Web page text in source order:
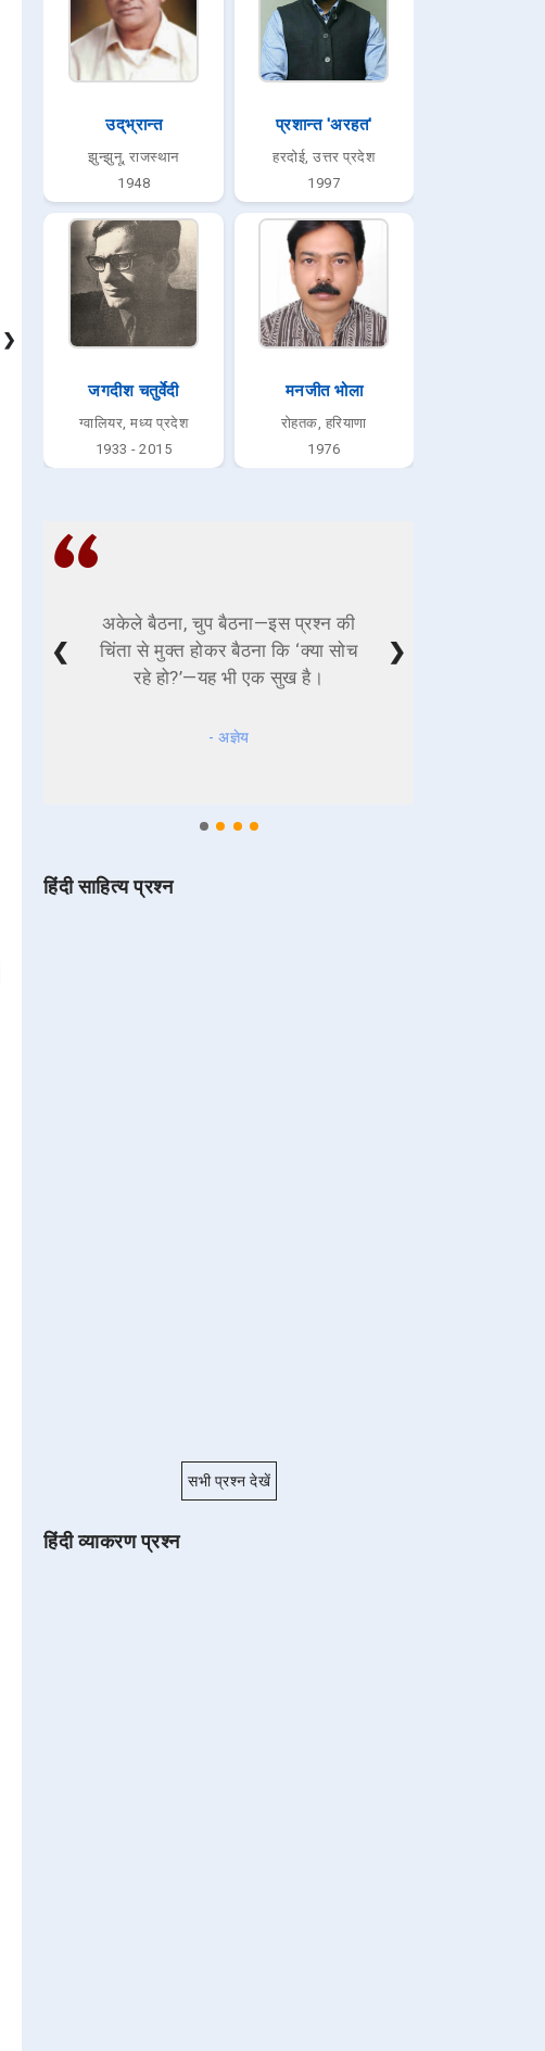
❯
उद्‌भ्रान्त
झुन्झुनू, राजस्थान
1948
प्रशान्त 'अरहत'
हरदोई, उत्तर प्रदेश
1997
जगदीश चतुर्वेदी
ग्वालियर, मध्य प्रदेश
1933 - 2015
मनजीत भोला
रोहतक, हरियाणा
1976
अकेले बैठना, चुप बैठना—इस प्रश्न की
चिंता से मुक्त होकर बैठना कि ‘क्या सोच
रहे हो?’—यह भी एक सुख है।
- अज्ञेय
❮ ❯
हिंदी साहित्य प्रश्न
सभी प्रश्न देखें
हिंदी व्याकरण प्रश्न